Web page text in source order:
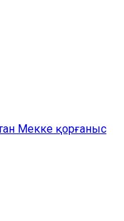
Мекке қорғаныс